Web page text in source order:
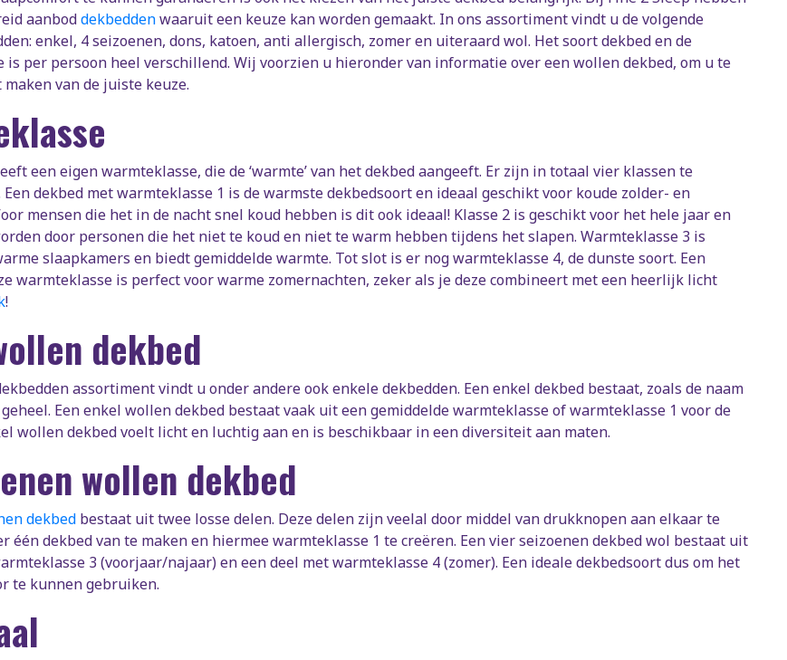
aanboddekbeddenwaaruit een keuze kan worden gemaakt. In ons assortiment vindt u de volgende
enkel, 4 seizoenen, dons, katoen, anti allergisch, zomer en uiteraard wol. Het soort dekbed en de
is per persoon heel verschillend. Wij voorzien u hieronder van informatie over een wollen dekbed, om u te
van de juiste keuze.
een eigen warmteklasse, die de ‘warmte’ van het dekbed aangeeft. Er zijn in totaal vier klassen te
Een dekbed met warmteklasse 1 is de warmste dekbedsoort en ideaal geschikt voor koude zolder- en
mensen die het in de nacht snel koud hebben is dit ook ideaal! Klasse 2 is geschikt voor het hele jaar en
door personen die het niet te koud en niet te warm hebben tijdens het slapen. Warmteklasse 3 is
slaapkamers en biedt gemiddelde warmte. Tot slot is er nog warmteklasse 4, de dunste soort. Een
warmteklasse is perfect voor warme zomernachten, zeker als je deze combineert met een heerlijk licht
!
dekbed
assortiment vindt u onder andere ook enkele dekbedden. Een enkel dekbed bestaat, zoals de naam
Een enkel wollen dekbed bestaat vaak uit een gemiddelde warmteklasse of warmteklasse 1 voor de
wollen dekbed voelt licht en luchtig aan en is beschikbaar in een diversiteit aan maten.
wollen dekbed
dekbed bestaat uit twee losse delen. Deze delen zijn veelal door middel van drukknopen aan elkaar te
één dekbed van te maken en hiermee warmteklasse 1 te creëren. Een vier seizoenen dekbed wol bestaat uit
3 (voorjaar/najaar) en een deel met warmteklasse 4 (zomer). Een ideale dekbedsoort dus om het
te kunnen gebruiken.